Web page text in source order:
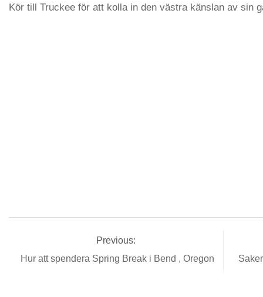
Kör till Truckee för att kolla in den västra känslan av sin
Previous:
Hur att spendera Spring Break i Bend , Oregon